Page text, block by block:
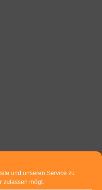
und unseren Service zu
zulassen mögt.